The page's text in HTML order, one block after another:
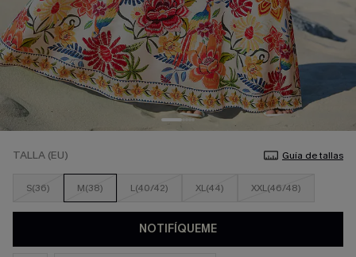
TALLA (EU) Guía de tallas
S(36) M(38) L(40/42) XL(44) XXL(46/48)
NOTIFÍQUEME